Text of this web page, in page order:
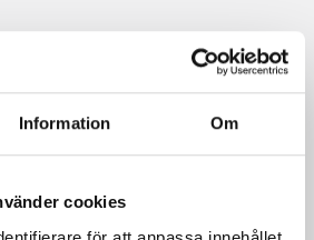
Information Om
cookies
här för dig!